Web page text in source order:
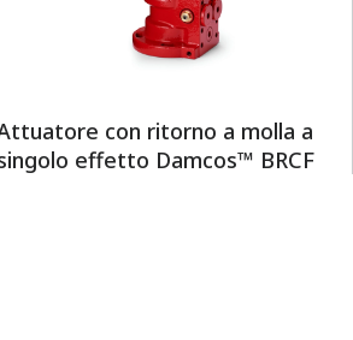
con ritorno a molla a
effetto Damcos™ BRCF